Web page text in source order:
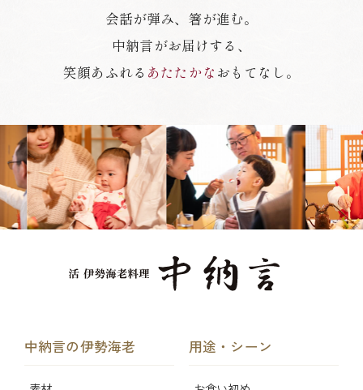
会話が弾み、箸が進む。
中納言がお届けする、
笑顔あふれる あたたかな おもてなし。
中納言の伊勢海老 用途・シーン